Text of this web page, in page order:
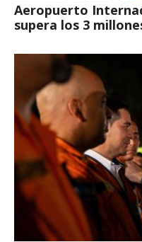
Aeropuerto
supera los 3